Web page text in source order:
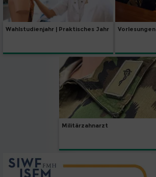
Wahlstudienjahr | Praktisches Jahr Vorlesungen
Militärzahnarzt